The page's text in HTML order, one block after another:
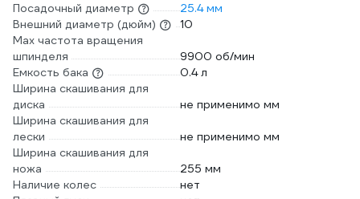
Посадочный диаметр
25.4 мм
Внешний диаметр (дюйм)
10
Max частота вращения
шпинделя
9900 об/мин
Емкость бака
0.4 л
Ширина скашивания для
диска
не применимо мм
Ширина скашивания для
лески
не применимо мм
Ширина скашивания для
ножа
255 мм
Наличие колес
нет